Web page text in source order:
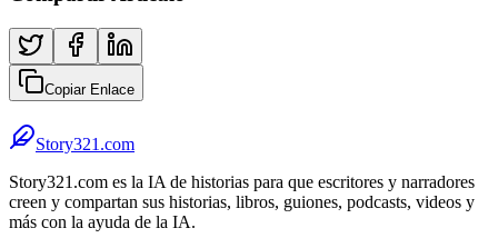
Copiar Enlace
Story321.com
Story321.com es la IA de historias para que escritores y narradores
creen y compartan sus historias, libros, guiones, podcasts, videos y
más con la ayuda de la IA.